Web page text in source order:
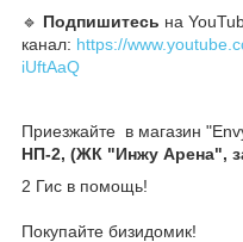
🔹️ Подпишитесь на
канал: https://
iUftAaQ
Приезжайте в магазин
НП-2, (ЖК "Инжу Арена",
2 Гис в помощь!
Покупайте бизидомик!